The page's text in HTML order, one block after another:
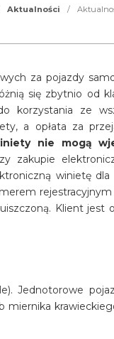
Aktualności /
za pojazdy
się zbytnio od
korzystania ze
a opłata za
nie mogą
zakupie
winietę dla
Klient jest
Jednotorowe